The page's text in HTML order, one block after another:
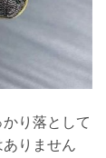
り落として
りません